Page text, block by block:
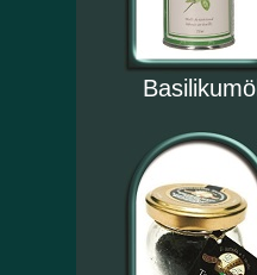
Basilikumöl